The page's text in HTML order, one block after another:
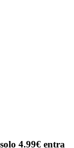
4.99€ entra